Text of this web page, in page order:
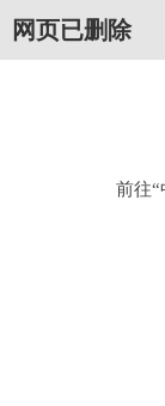
网页已删除
前往